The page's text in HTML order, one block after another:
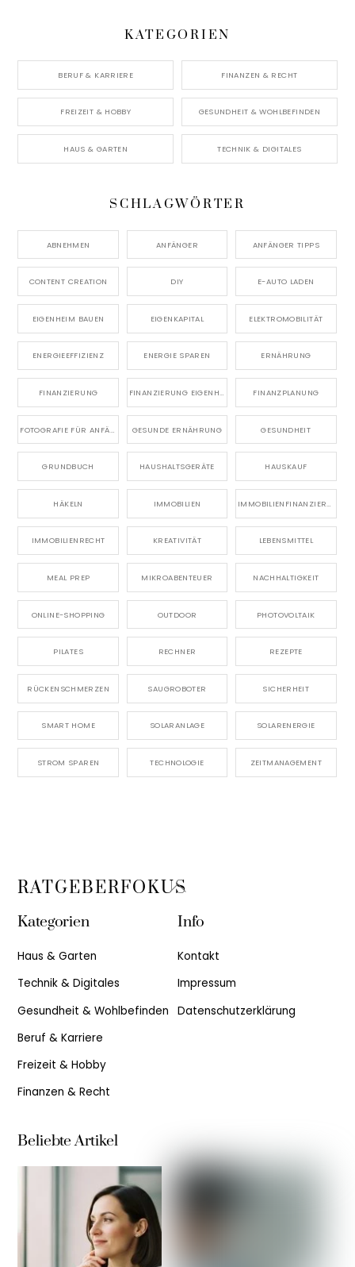
KATEGORIEN
BERUF & KARRIERE FINANZEN & RECHT
FREIZEIT & HOBBY GESUNDHEIT & WOHLBEFINDEN
HAUS & GARTEN TECHNIK & DIGITALES
SCHLAGWÖRTER
ABNEHMEN ANFÄNGER ANFÄNGER TIPPS
CONTENT CREATION DIY E-AUTO LADEN
EIGENHEIM BAUEN EIGENKAPITAL ELEKTROMOBILITÄT
ENERGIEEFFIZIENZ ENERGIE SPAREN ERNÄHRUNG
FINANZIERUNG FINANZIERUNG EIGENHEIM FINANZPLANUNG
GESUNDE ERNÄHRUNG GESUNDHEIT
GRUNDBUCH HAUSHALTSGERÄTE HAUSKAUF
HÄKELN IMMOBILIEN IMMOBILIENFINANZIERUNG
IMMOBILIENRECHT KREATIVITÄT LEBENSMITTEL
MEAL PREP MIKROABENTEUER NACHHALTIGKEIT
ONLINE-SHOPPING OUTDOOR PHOTOVOLTAIK
PILATES RECHNER REZEPTE
RÜCKENSCHMERZEN SAUGROBOTER SICHERHEIT
SMART HOME SOLARANLAGE SOLARENERGIE
STROM SPAREN TECHNOLOGIE ZEITMANAGEMENT
Back
Top
RATGEBERFOKUS
Kategorien
Haus & Garten
Technik & Digitales
Gesundheit & Wohlbefinden
Beruf & Karriere
Freizeit & Hobby
Finanzen & Recht
Info
Kontakt
Impressum
Datenschutzerklärung
Beliebte Artikel